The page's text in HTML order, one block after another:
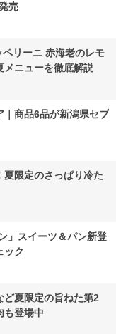
売
リーニ 赤海老のレモ
メニューを徹底解説
｜商品6品が新潟県セブ
限定のさっぱり冷た
」スイーツ＆パン新登
ック
ど夏限定の旨ねた第2
も登場中